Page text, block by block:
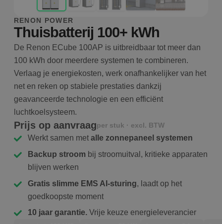
RENON POWER
Thuisbatterij 100+ kWh
De Renon ECube 100AP is uitbreidbaar tot meer dan
100 kWh door meerdere systemen te combineren.
Verlaag je energiekosten, werk onafhankelijker van het
net en reken op stabiele prestaties dankzij
geavanceerde technologie en een efficiënt
luchtkoelsysteem.
Prijs op aanvraagper stuk · excl. BTW
Werkt samen metalle zonnepaneel systemen
Backup stroom bij stroomuitval, kritieke apparaten
blijven werken
Gratis slimme EMS AI-sturing, laadt op het
goedkoopste moment
10 jaar garantie.Vrije keuze energieleverancier